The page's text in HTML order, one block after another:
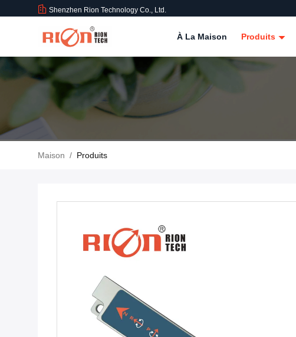
Shenzhen Rion Technology Co., Ltd.
À La Maison Produits
Maison / Produits